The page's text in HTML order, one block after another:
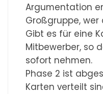
Argumentation
Großgruppe,
Gibt es für eine
Mitbewerber, so
sofort nehmen.
Phase 2 ist
Karten verteilt